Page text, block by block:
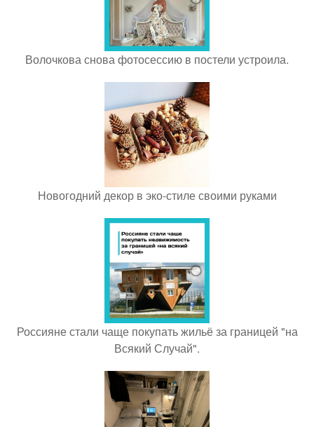
Волочкова снова фотосессию в постели устроила.
Новогодний декор в эко-стиле своими руками
Россияне стали чаще покупать жильё за границей "на
Всякий Случай".